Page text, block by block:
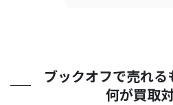
ブックオフで売れ
何が買取